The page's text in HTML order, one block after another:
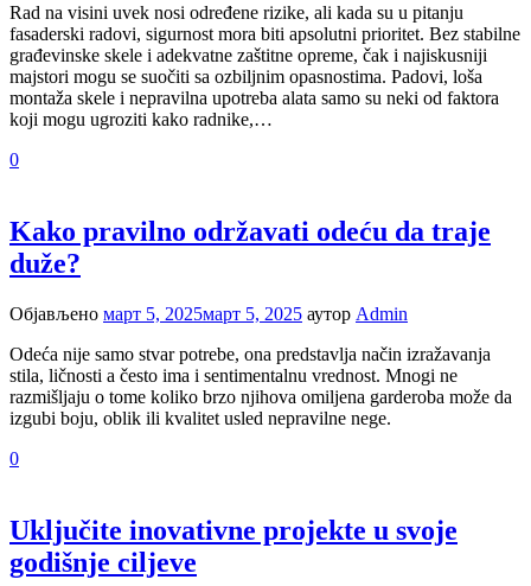
Rad na visini uvek nosi određene rizike, ali kada su u pitanju
fasaderski radovi, sigurnost mora biti apsolutni prioritet. Bez stabilne
građevinske skele i adekvatne zaštitne opreme, čak i najiskusniji
majstori mogu se suočiti sa ozbiljnim opasnostima. Padovi, loša
montaža skele i nepravilna upotreba alata samo su neki od faktora
koji mogu ugroziti kako radnike,…
0
Kako pravilno održavati odeću da traje
duže?
Објављено март 5, 2025март 5, 2025 аутор Admin
Odeća nije samo stvar potrebe, ona predstavlja način izražavanja
stila, ličnosti a često ima i sentimentalnu vrednost. Mnogi ne
razmišljaju o tome koliko brzo njihova omiljena garderoba može da
izgubi boju, oblik ili kvalitet usled nepravilne nege.
0
Uključite inovativne projekte u svoje
godišnje ciljeve